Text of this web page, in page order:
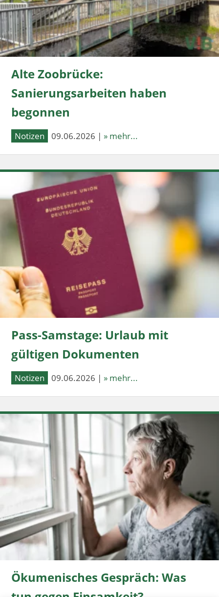
Alte Zoobrücke:
Sanierungsarbeiten haben
begonnen
Notizen 09.06.2026 | » mehr...
Pass-Samstage: Urlaub mit
gültigen Dokumenten
Notizen 09.06.2026 | » mehr...
Ökumenisches Gespräch: Was